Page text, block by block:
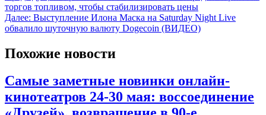
торгов топливом, чтобы стабилизировать цены
Далее: Выступление Илона Маска на Saturday Night Live
обвалило шуточную валюту Dogecoin (ВИДЕО)
Похожие новости
Самые заметные новинки онлайн-
кинотеатров 24-30 мая: воссоединение